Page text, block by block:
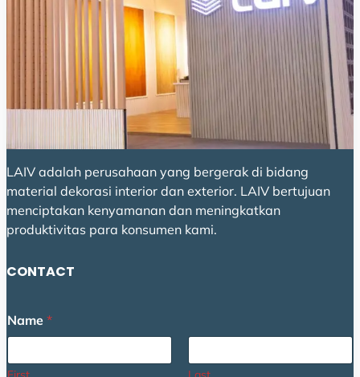
LAIV adalah perusahaan yang bergerak di bidang
material dekorasi interior dan exterior. LAIV bertujuan
menciptakan kenyamanan dan meningkatkan
produktivitas para konsumen kami.
CONTACT
a
m
C
Name *